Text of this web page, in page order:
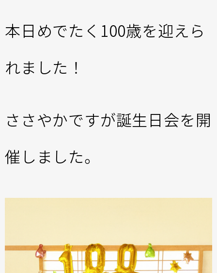
本日めでたく100歳を迎えら
れました！
ささやかですが誕生日会を開
催しました。